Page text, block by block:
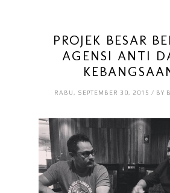
PROJEK BESAR
AGENSI ANTI
RABU, SEPTEMBER 30, 2015 / BY